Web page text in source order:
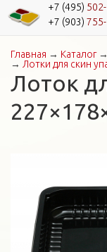
+7 (495)
+7 (903)
Вы здесь
Главная → Каталог→
→ Лотки для скин
Лоток